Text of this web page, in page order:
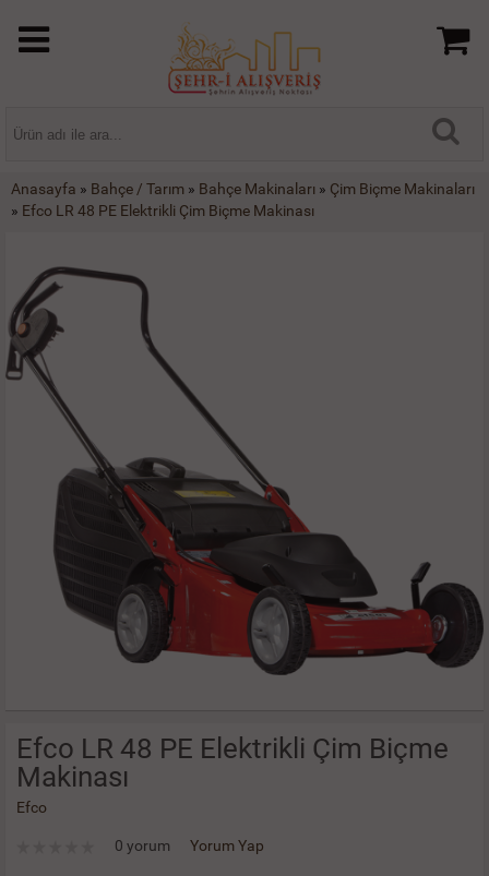
Anasayfa » Bahçe / Tarım » Bahçe Makinaları » Çim Biçme Makinaları
» Efco LR 48 PE Elektrikli Çim Biçme Makinası
Efco LR 48 PE Elektrikli Çim Biçme
Makinası
Efco
0 yorum Yorum Yap